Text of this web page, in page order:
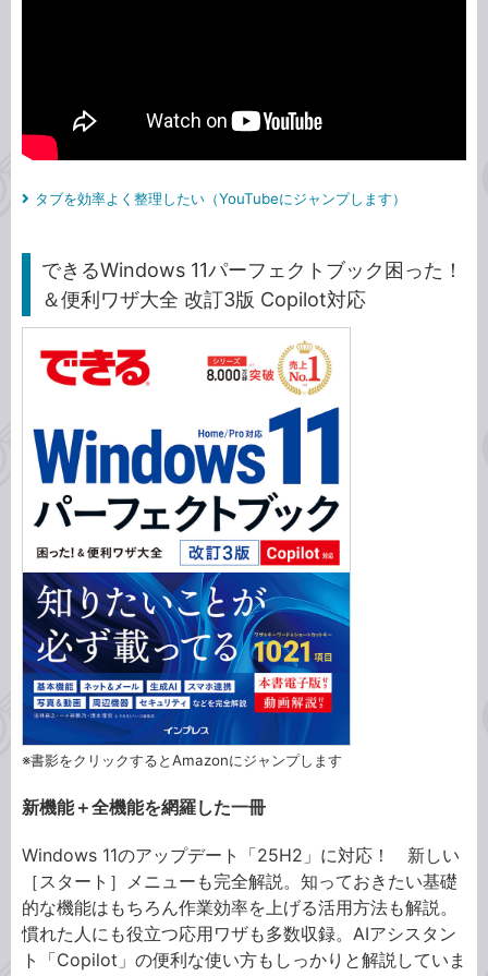
タブを効率よく整理したい（YouTubeにジャンプします）
できるWindows 11パーフェクトブック困った！
＆便利ワザ大全 改訂3版 Copilot対応
※書影をクリックするとAmazonにジャンプします
新機能＋全機能を網羅した一冊
Windows 11のアップデート「25H2」に対応！ 新しい
［スタート］メニューも完全解説。知っておきたい基礎
的な機能はもちろん作業効率を上げる活用方法も解説。
慣れた人にも役立つ応用ワザも多数収録。AIアシスタン
ト「Copilot」の便利な使い方もしっかりと解説していま